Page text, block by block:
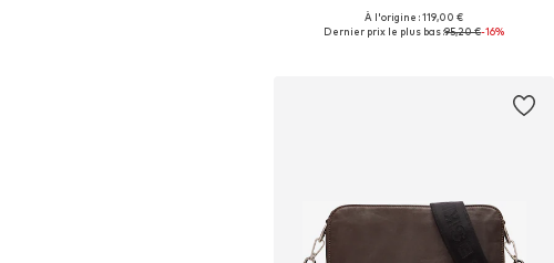
Tailles disponibles: One Size
À l'origine : 119,00 €
Dernier prix le plus bas :95,20 €-16%